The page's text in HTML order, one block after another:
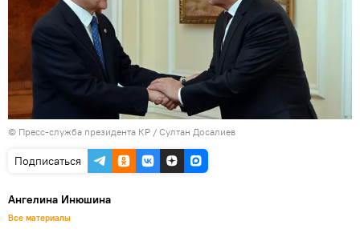
© Пресс-служба президента КР / Султан Досалиев
Подписаться
Ангелина Инюшина
Все материалы